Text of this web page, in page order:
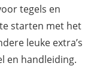
tegels en
starten met het
leuke extra’s
en handleiding.